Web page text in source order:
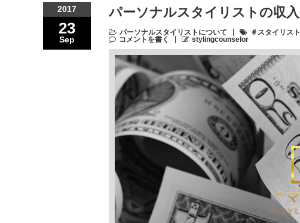
2017
23
Sep
パーソナルスタイリストの収入
パーソナルスタイリストについて ＃スタイリスト
コメントを書く
stylingcounselor